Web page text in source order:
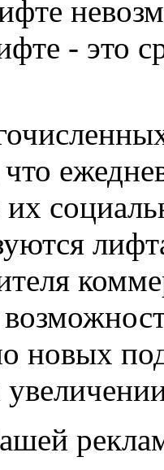
- это
что
новых